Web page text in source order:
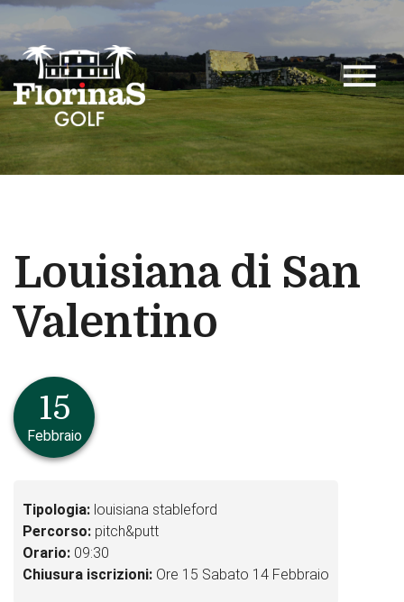
menu
15
Febbraio
Louisiana di San
Valentino
Tipologia: louisiana stableford
Percorso: pitch&putt
Orario: 09:30
Chiusura iscrizioni: Ore 15 Sabato 14 Febbraio